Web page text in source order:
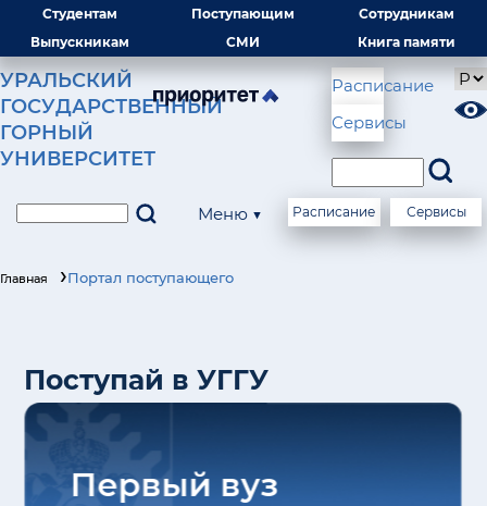
Студентам Поступающим
Сотрудникам
Выпускникам
СМИ Книга памяти
УРАЛЬСКИЙ
ГОСУДАРСТВЕННЫЙ
ГОРНЫЙ
УНИВЕРСИТЕТ
Расписание
Сервисы
Меню ▼ Расписание Сервисы
Главная Портал поступающего
Поступай в УГГУ
Первый вуз